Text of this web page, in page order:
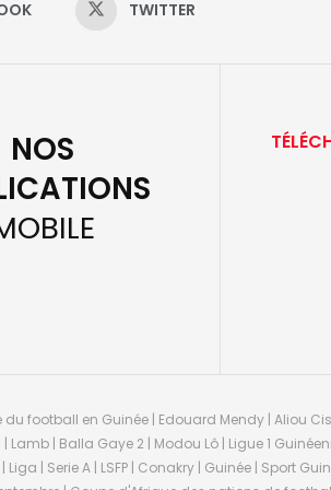
TWITTER
NOS
football en Guinée | Edouard Mendy | Aliou
| Balla Gaye 2 | Modou Lô | Ligue 1
| Serie A | LSFP | Conakry | Guinée | Sport